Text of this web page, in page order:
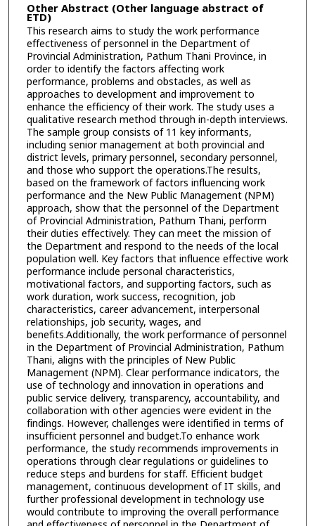
Other Abstract (Other language abstract of
ETD)
This research aims to study the work performance
effectiveness of personnel in the Department of
Provincial Administration, Pathum Thani Province, in
order to identify the factors affecting work
performance, problems and obstacles, as well as
approaches to development and improvement to
enhance the efficiency of their work. The study uses a
qualitative research method through in-depth interviews.
The sample group consists of 11 key informants,
including senior management at both provincial and
district levels, primary personnel, secondary personnel,
and those who support the operations.The results,
based on the framework of factors influencing work
performance and the New Public Management (NPM)
approach, show that the personnel of the Department
of Provincial Administration, Pathum Thani, perform
their duties effectively. They can meet the mission of
the Department and respond to the needs of the local
population well. Key factors that influence effective work
performance include personal characteristics,
motivational factors, and supporting factors, such as
work duration, work success, recognition, job
characteristics, career advancement, interpersonal
relationships, job security, wages, and
benefits.Additionally, the work performance of personnel
in the Department of Provincial Administration, Pathum
Thani, aligns with the principles of New Public
Management (NPM). Clear performance indicators, the
use of technology and innovation in operations and
public service delivery, transparency, accountability, and
collaboration with other agencies were evident in the
findings. However, challenges were identified in terms of
insufficient personnel and budget.To enhance work
performance, the study recommends improvements in
operations through clear regulations or guidelines to
reduce steps and burdens for staff. Efficient budget
management, continuous development of IT skills, and
further professional development in technology use
would contribute to improving the overall performance